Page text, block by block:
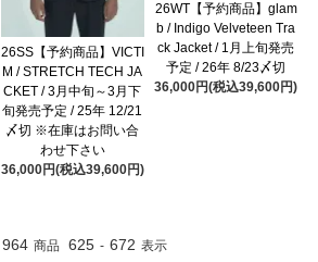
26SS【予約商品】VICTI
M / STRETCH TECH JA
CKET / 3月中旬～3月下
旬発売予定 / 25年 12/21
〆切 ※在庫はお問い合
わせ下さい
36,000円(税込39,600円)
26WT【予約商品】glam
b / Indigo Velveteen Tra
ck Jacket / 1月上旬発売
予定 / 26年 8/23〆切
36,000円(税込39,600円)
964 商品 625 - 672 表示